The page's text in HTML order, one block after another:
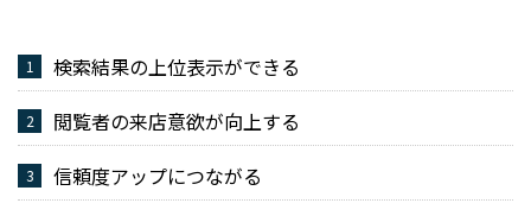
検索結果の上位表示ができる
閲覧者の来店意欲が向上する
信頼度アップにつながる